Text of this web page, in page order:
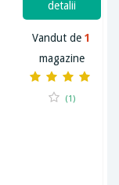
detalii
Vandut de1
magazine
(1)